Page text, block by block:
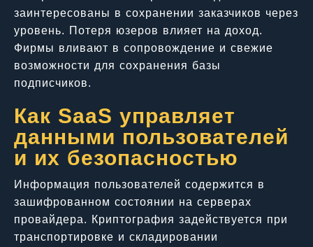
заинтересованы в сохранении заказчиков через
уровень. Потеря юзеров влияет на доход.
Фирмы вливают в сопровождение и свежие
возможности для сохранения базы
подписчиков.
Как SaaS управляет
данными пользователей
и их безопасностью
Информация пользователей содержится в
зашифрованном состоянии на серверах
провайдера. Криптография задействуется при
транспортировке и складировании